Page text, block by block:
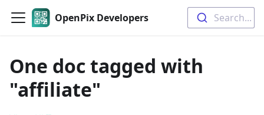
OpenPix Developers Search...
One doc tagged with
"affiliate"